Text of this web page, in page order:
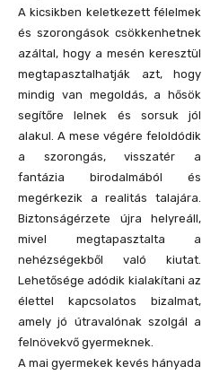
A kicsikben keletkezett félelmek
és szorongások csökkenhetnek
azáltal, hogy a mesén keresztül
megtapasztalhatják azt, hogy
mindig van megoldás, a hősök
segítőre lelnek és sorsuk jól
alakul. A mese végére feloldódik
a szorongás, visszatér a
fantázia birodalmából és
megérkezik a realitás talajára.
Biztonságérzete újra helyreáll,
mivel megtapasztalta a
nehézségekből való kiutat.
Lehetősége adódik kialakítani az
élettel kapcsolatos bizalmat,
amely jó útravalónak szolgál a
felnövekvő gyermeknek.
A mai gyermekek kevés hányada